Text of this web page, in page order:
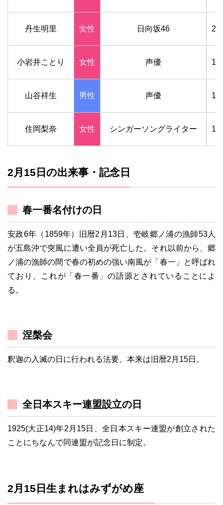
丹生明里 女性 日向坂46
小岩井ことり 女性 声優
山谷祥生 男性 声優
住岡梨奈 女性 シンガーソングライター
2月15日の出来事・記念日
春一番名付けの日
安政6年（1859年）旧暦2月13日、壱岐郷ノ浦の漁師53人
が五島沖で突風に遭い全員が死亡した。それ以前から、郷
ノ浦の漁師の間で春の初めの強い南風が「春一」と呼ばれ
ており、これが「春一番」の語源とされていることによ
る。
涅槃会
釈迦の入滅の日に行われる法要。本来は旧暦2月15日。
全日本スキー連盟設立の日
1925(大正14)年2月15日、全日本スキー連盟が創立された
ことにちなんで同連盟が記念日に制定。
2月15日生まれはみずがめ座